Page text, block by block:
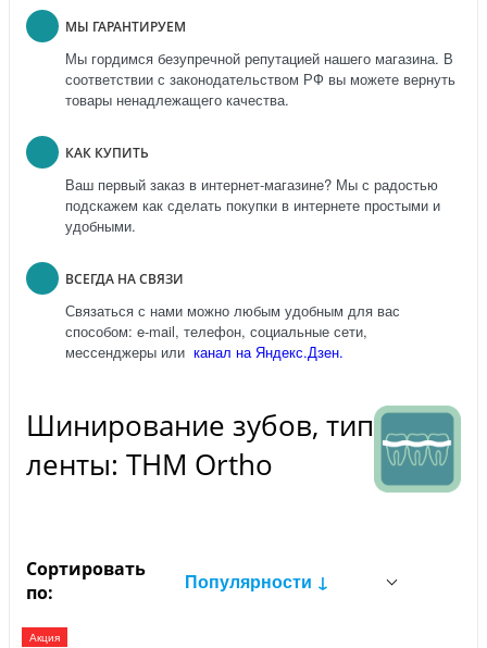
МЫ ГАРАНТИРУЕМ
Мы гордимся безупречной репутацией нашего магазина. В
соответствии с законодательством РФ вы можете вернуть
товары ненадлежащего качества.
КАК КУПИТЬ
Ваш первый заказ в интернет-магазине? Мы с радостью
подскажем как сделать покупки в интернете простыми и
удобными.
ВСЕГДА НА СВЯЗИ
Связаться с нами можно любым удобным для вас
способом: e-mail, телефон, социальные сети,
мессенджеры или канал на Яндекс.Дзен.
Шинирование зубов, тип
ленты: THM Ortho
Сортировать
по:
Популярности ↓
Акция